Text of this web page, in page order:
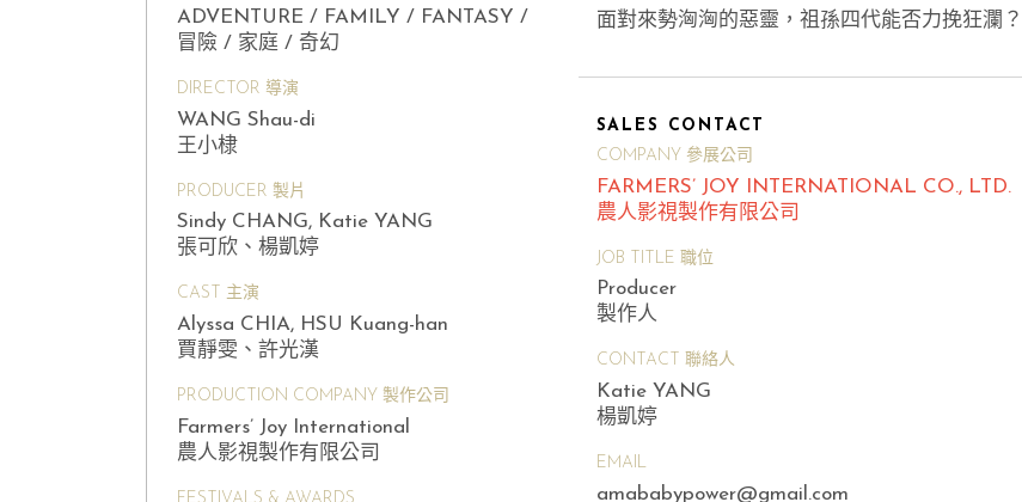
ADVENTURE / FAMILY / FANTASY /
冒險 / 家庭 / 奇幻
DIRECTOR 導演
WANG Shau-di
王小棣
PRODUCER 製片
Sindy CHANG, Katie YANG
張可欣、楊凱婷
CAST 主演
Alyssa CHIA, HSU Kuang-han
賈靜雯、許光漢
PRODUCTION COMPANY 製作公司
Farmers’ Joy International
農人影視製作有限公司
面對來勢洶洶的惡靈，祖孫四代能否力挽狂瀾？
SALES CONTACT
COMPANY 參展公司
FARMERS’ JOY INTERNATIONAL CO., LTD.
農人影視製作有限公司
JOB TITLE 職位
Producer
製作人
CONTACT 聯絡人
Katie YANG
楊凱婷
EMAIL
amababypower@gmail.com